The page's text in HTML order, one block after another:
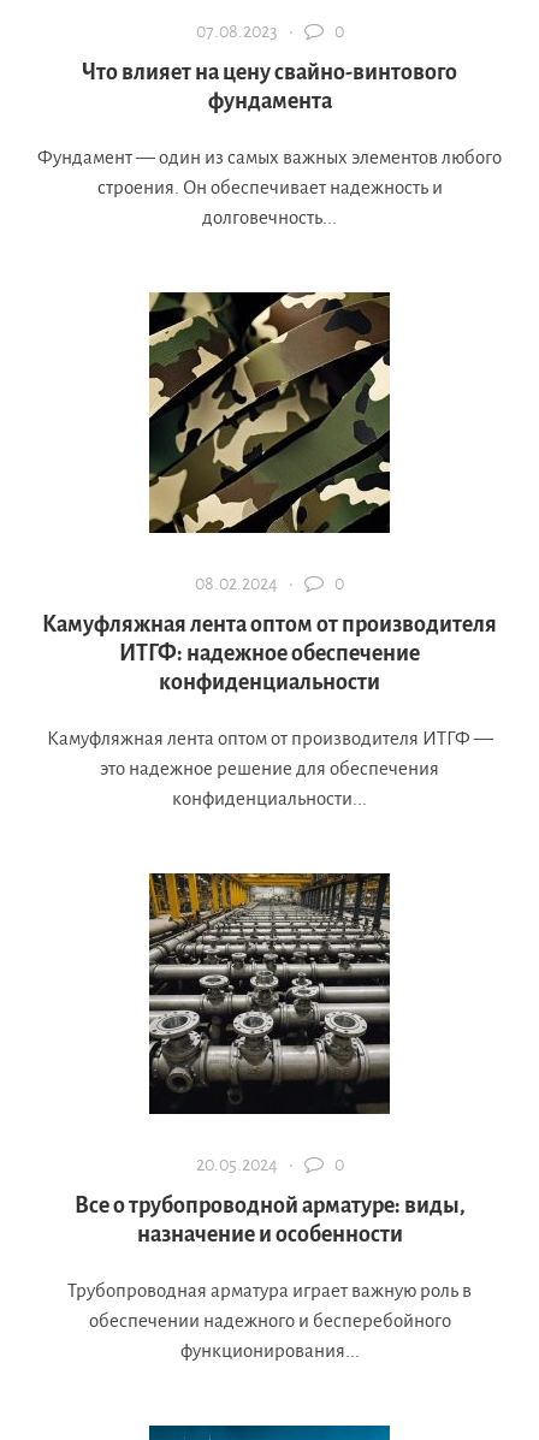
07.08.2023 · 0
Что влияет на цену свайно-винтового
фундамента
Фундамент — один из самых важных элементов любого
строения. Он обеспечивает надежность и
долговечность...
08.02.2024 · 0
Камуфляжная лента оптом от производителя
ИТГФ: надежное обеспечение
конфиденциальности
Камуфляжная лента оптом от производителя ИТГФ —
это надежное решение для обеспечения
конфиденциальности...
20.05.2024 · 0
Все о трубопроводной арматуре: виды,
назначение и особенности
Трубопроводная арматура играет важную роль в
обеспечении надежного и бесперебойного
функционирования...